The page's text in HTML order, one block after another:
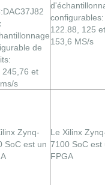
de
245,76 et
s
configurables:
122.88, 125 et
153,6 MS/s
Zynq-
SoC est un
Le Xilinx
7100 SoC est
FPGA